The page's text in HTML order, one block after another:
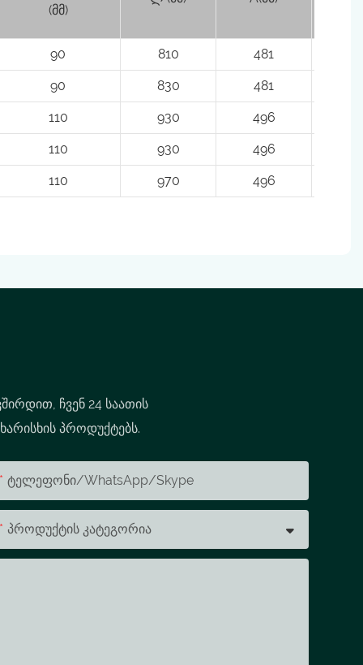
(მმ)
90 810 481
90 830 481
110 930 496
110 930 496
110 970 496
ჩვენ 24 საათის
პროდუქტებს.
Ტელეფონი/WhatsApp/Skype
Პროდუქტის Კატეგორია